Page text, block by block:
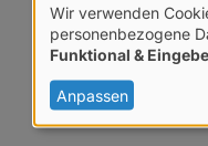
Verwendung
von
Daten
Wir verwenden
personenbezogene
Funktional &
Anpassen